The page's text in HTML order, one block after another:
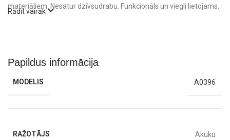
materiāliem. Nesatur dzīvsudrabu. Funkcionāls un viegli lietojams.
Rādīt vairāk
Papildus informācija
MODELIS A0396
RAŽOTĀJS Akuku